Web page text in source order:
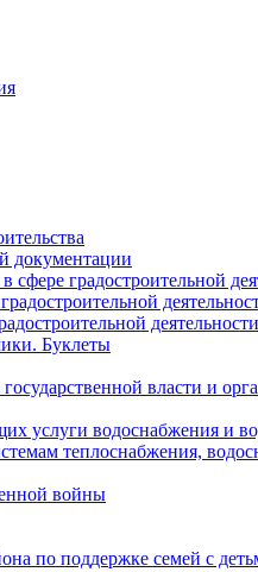
документации
градостроительной
деятельности
Буклеты
власти и
услуги водоснабжения и
теплоснабжения,
войны
по поддержке семей с